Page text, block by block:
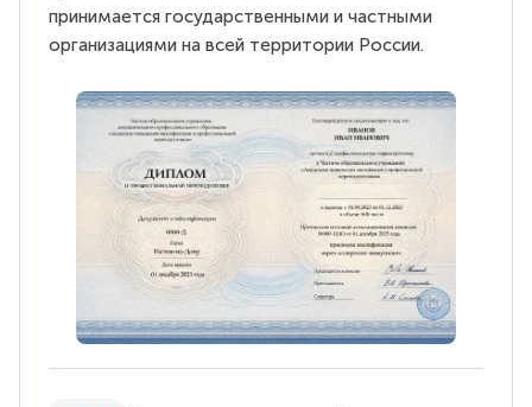
принимается государственными и частными
организациями на всей территории России.